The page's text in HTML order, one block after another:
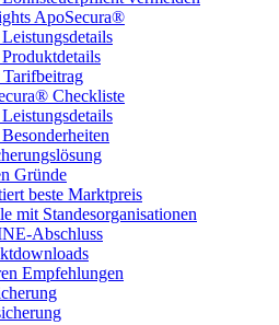
ApoSecura®
Checkliste
Gründe
beste Marktpreis
mit Standesorganisationen
Abschluss
Empfehlungen